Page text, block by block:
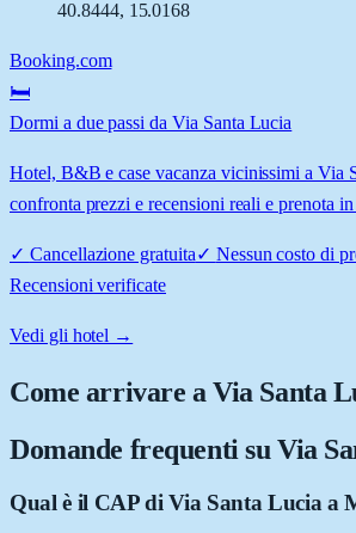
40.8444, 15.0168
Booking.com
🛏️
Dormi a due passi da Via Santa Lucia
Hotel, B&B e case vacanza vicinissimi a Via
confronta prezzi e recensioni reali e prenota
✓ Cancellazione gratuita✓ Nessun costo di
Recensioni verificate
Vedi gli hotel →
Come arrivare aVia Santa
Domande frequenti su Via
Qual è il CAP di Via Santa Lucia a